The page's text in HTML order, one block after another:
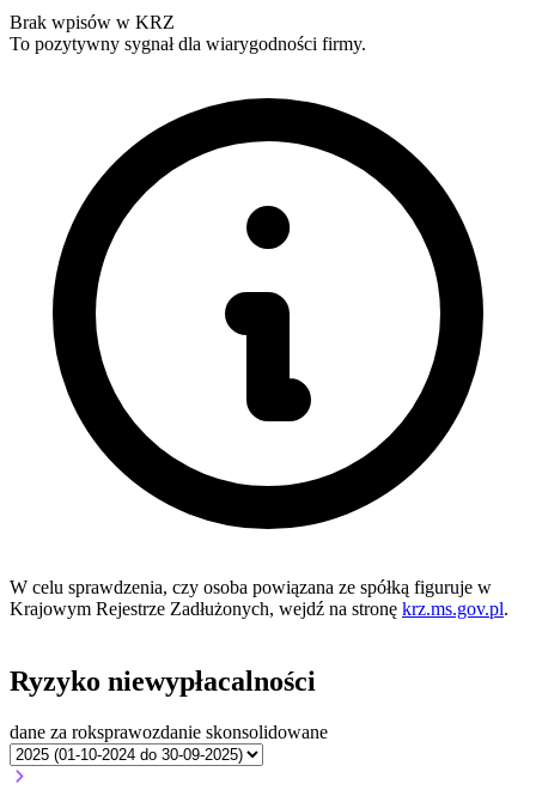
Brak wpisów w KRZ
To pozytywny sygnał dla wiarygodności firmy.
W celu sprawdzenia, czy osoba powiązana ze spółką figuruje w
Krajowym Rejestrze Zadłużonych, wejdź na stronę krz.ms.gov.pl.
Ryzyko niewypłacalności
dane za roksprawozdanie skonsolidowane